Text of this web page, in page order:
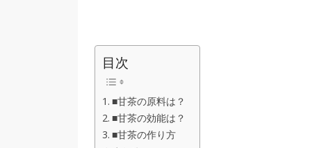
目次
■甘茶の原料は？
■甘茶の効能は？
■甘茶の作り方